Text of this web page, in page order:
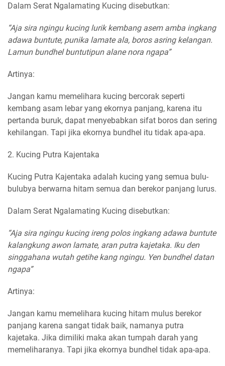
Dalam Serat Ngalamating Kucing disebutkan:
“Aja sira ngingu kucing lurik kembang asem amba ingkang
adawa buntute, punika lamate ala, boros asring kelangan.
Lamun bundhel buntutipun alane nora ngapa”
Artinya:
Jangan kamu memelihara kucing bercorak seperti
kembang asam lebar yang ekornya panjang, karena itu
pertanda buruk, dapat menyebabkan sifat boros dan sering
kehilangan. Tapi jika ekornya bundhel itu tidak apa-apa.
2. Kucing Putra Kajentaka
Kucing Putra Kajentaka adalah kucing yang semua bulu-
bulubya berwarna hitam semua dan berekor panjang lurus.
Dalam Serat Ngalamating Kucing disebutkan:
“Aja sira ngingu kucing ireng polos ingkang adawa buntute
kalangkung awon lamate, aran putra kajetaka. Iku den
singgahana wutah getihe kang ngingu. Yen bundhel datan
ngapa”
Artinya:
Jangan kamu memelihara kucing hitam mulus berekor
panjang karena sangat tidak baik, namanya putra
kajetaka. Jika dimiliki maka akan tumpah darah yang
memeliharanya. Tapi jika ekornya bundhel tidak apa-apa.